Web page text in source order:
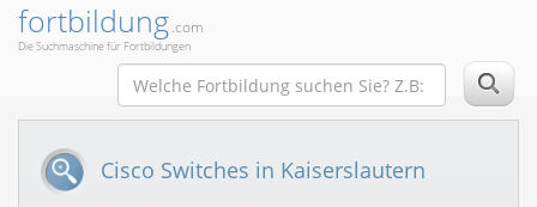
fortbildung.com
Die Suchmaschine für Fortbildungen
Cisco Switches in Kaiserslautern